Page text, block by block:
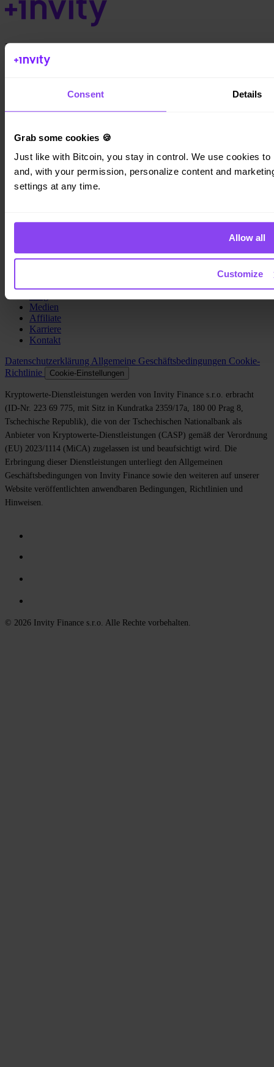
Consent Details
Grab some cookies 🍪
Just like with Bitcoin, you stay in control. We use cookies
and, with your permission, personalize content and
settings at any time.
Allow all
Customize
Invity Finance s.r.o.
Kundratka 2359/17a 180 00 Prag 8 Tschechische Republik
Unternehmens-ID: 223 69 775
Persönlich
Unternehmen
Kredite
Company
Medien
Affiliate
Karriere
Kontakt
Datenschutzerklärung Allgemeine Geschäftsbedingungen Cookie-
Richtlinie
Cookie-Einstellungen
Kryptowerte-Dienstleistungen werden von Invity Finance s.r.o. erbracht
(ID-Nr. 223 69 775, mit Sitz in Kundratka 2359/17a, 180 00 Prag 8,
Tschechische Republik), die von der Tschechischen Nationalbank als
Anbieter von Kryptowerte-Dienstleistungen (CASP) gemäß der Verordnung
(EU) 2023/1114 (MiCA) zugelassen ist und beaufsichtigt wird. Die
Erbringung dieser Dienstleistungen unterliegt den Allgemeinen
Geschäftsbedingungen von Invity Finance sowie den weiteren auf unserer
Website veröffentlichten anwendbaren Bedingungen, Richtlinien und
Hinweisen.
© 2026 Invity Finance s.r.o. Alle Rechte vorbehalten.